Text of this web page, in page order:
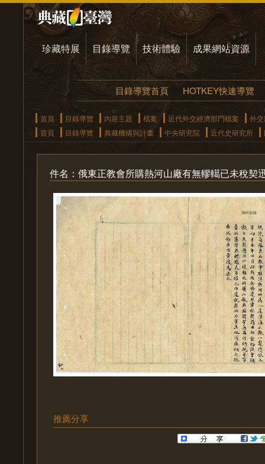
珍藏特展 目錄導覽 技術體驗 成果網站資源
目錄導覽首頁 HOTKEY快速導覽
首頁 目錄導覽 內容主題 檔案 近代外交經濟部門檔案
外
首頁
目錄導覽 典藏機構與計畫 中央研究院 近代史研究所
件名：俄東正教會所購熱河山廠有無轇轕已未稅契
推薦分享